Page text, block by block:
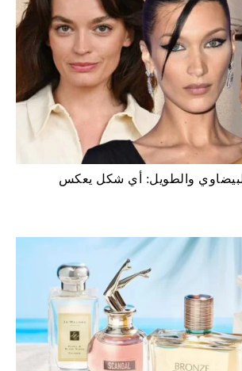
البيضاوي والطويل: أي شكل يعكس